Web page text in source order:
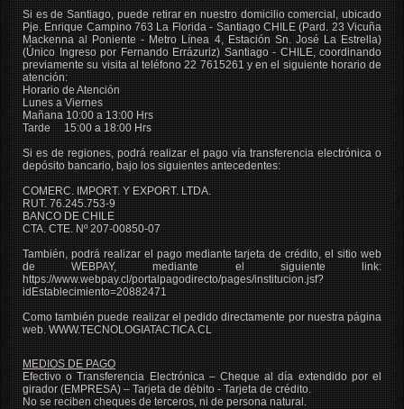
Si es de Santiago, puede retirar en nuestro domicilio comercial, ubicado
Pje. Enrique Campino 763 La Florida - Santiago CHILE (Pard. 23 Vicuña
Mackenna al Poniente - Metro Línea 4, Estación Sn. José La Estrella)
(Único Ingreso por Fernando Errázuriz) Santiago - CHILE, coordinando
previamente su visita al teléfono 22 7615261 y en el siguiente horario de
atención:
Horario de Atención
Lunes a Viernes
Mañana 10:00 a 13:00 Hrs
Tarde 15:00 a 18:00 Hrs
Si es de regiones, podrá realizar el pago vía transferencia electrónica o
depósito bancario, bajo los siguientes antecedentes:
COMERC. IMPORT. Y EXPORT. LTDA.
RUT. 76.245.753-9
BANCO DE CHILE
CTA. CTE. Nº 207-00850-07
También, podrá realizar el pago mediante tarjeta de crédito, el sitio web
de WEBPAY, mediante el siguiente link:
https://www.webpay.cl/portalpagodirecto/pages/institucion.jsf?
idEstablecimiento=20882471
Como también puede realizar el pedido directamente por nuestra página
web. WWW.TECNOLOGIATACTICA.CL
MEDIOS DE PAGO
Efectivo o Transferencia Electrónica – Cheque al día extendido por el
girador (EMPRESA) – Tarjeta de débito - Tarjeta de crédito.
No se reciben cheques de terceros, ni de persona natural.